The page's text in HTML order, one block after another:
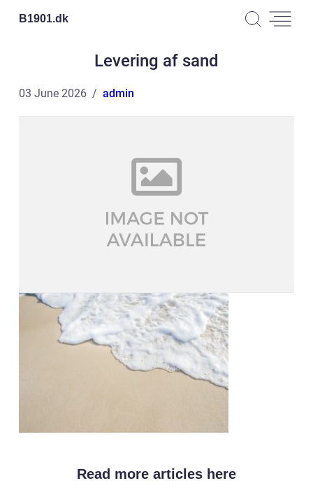
B1901.dk
Levering af sand
03 June 2026 admin
Read more articles here